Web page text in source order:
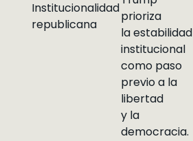
Institucionalidad
republicana
prioriza
la estabilidad
institucional
como paso
previo a la
libertad
y la
democracia.